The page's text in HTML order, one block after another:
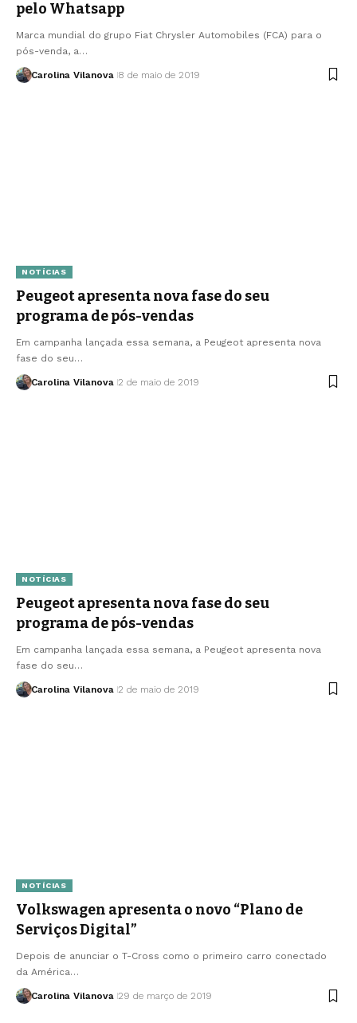
pelo Whatsapp
Marca mundial do grupo Fiat Chrysler Automobiles (FCA) para o
pós-venda, a…
Carolina Vilanova 8 de maio de 2019
NOTÍCIAS
Peugeot apresenta nova fase do seu
programa de pós-vendas
Em campanha lançada essa semana, a Peugeot apresenta nova
fase do seu…
Carolina Vilanova 2 de maio de 2019
NOTÍCIAS
Peugeot apresenta nova fase do seu
programa de pós-vendas
Em campanha lançada essa semana, a Peugeot apresenta nova
fase do seu…
Carolina Vilanova 2 de maio de 2019
NOTÍCIAS
Volkswagen apresenta o novo “Plano de
Serviços Digital”
Depois de anunciar o T-Cross como o primeiro carro conectado
da América…
Carolina Vilanova 29 de março de 2019